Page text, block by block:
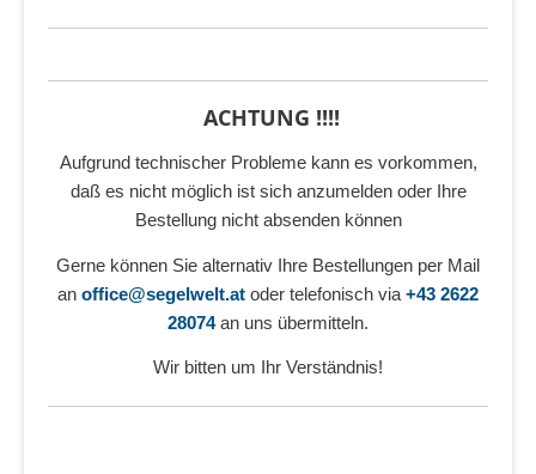
ACHTUNG !!!!
Aufgrund technischer Probleme kann es vorkommen,
daß es nicht möglich ist sich anzumelden oder Ihre
Bestellung nicht absenden können
Gerne können Sie alternativ Ihre Bestellungen per Mail
an office@segelwelt.at oder telefonisch via +43 2622
28074an uns übermitteln.
Wir bitten um Ihr Verständnis!